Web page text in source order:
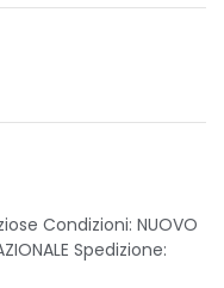
Condizioni: NUOVO
Spedizione: